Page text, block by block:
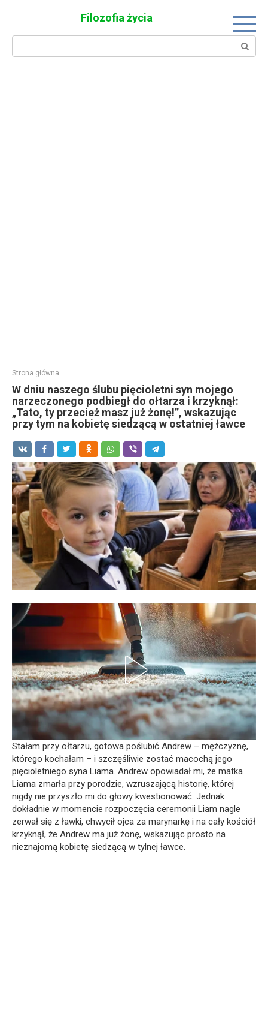
Filozofia życia
Search:
Strona główna
W dniu naszego ślubu pięcioletni syn mojego
narzeczonego podbiegł do ołtarza i krzyknął:
„Tato, ty przecież masz już żonę!”, wskazując
przy tym na kobietę siedzącą w ostatniej ławce
Stałam przy ołtarzu, gotowa poślubić Andrew – mężczyznę,
którego kochałam – i szczęśliwie zostać macochą jego
pięcioletniego syna Liama. Andrew opowiadał mi, że matka
Liama zmarła przy porodzie, wzruszającą historię, której
nigdy nie przyszło mi do głowy kwestionować. Jednak
dokładnie w momencie rozpoczęcia ceremonii Liam nagle
zerwał się z ławki, chwycił ojca za marynarkę i na cały kościół
krzyknął, że Andrew ma już żonę, wskazując prosto na
nieznajomą kobietę siedzącą w tylnej ławce.